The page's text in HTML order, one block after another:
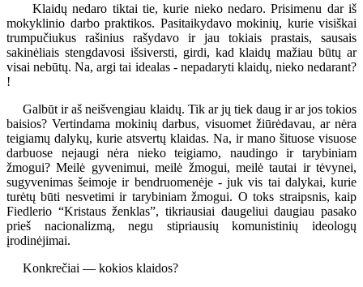
Klaidų nedaro tiktai tie, kurie nieko nedaro. Prisimenu dar iš
mokyklinio darbo praktikos. Pasitaikydavo mokinių, kurie visiškai
trumpučiukus rašinius rašydavo ir jau tokiais prastais, sausais
sakinėliais stengdavosi išsiversti, girdi, kad klaidų mažiau būtų ar
visai nebūtų. Na, argi tai idealas - nepadaryti klaidų, nieko nedarant?
!
Galbūt ir aš neišvengiau klaidų. Tik ar jų tiek daug ir ar jos tokios
baisios? Vertindama mokinių darbus, visuomet žiūrėdavau, ar nėra
teigiamų dalykų, kurie atsvertų klaidas. Na, ir mano šituose visuose
darbuose nejaugi nėra nieko teigiamo, naudingo ir tarybiniam
žmogui? Meilė gyvenimui, meilė žmogui, meilė tautai ir tėvynei,
sugyvenimas šeimoje ir bendruomenėje - juk vis tai dalykai, kurie
turėtų būti nesvetimi ir tarybiniam žmogui. O toks straipsnis, kaip
Fiedlerio “Kristaus ženklas”, tikriausiai daugeliui daugiau pasako
prieš nacionalizmą, negu stipriausių komunistinių ideologų
įrodinėjimai.
Konkrečiai — kokios klaidos?